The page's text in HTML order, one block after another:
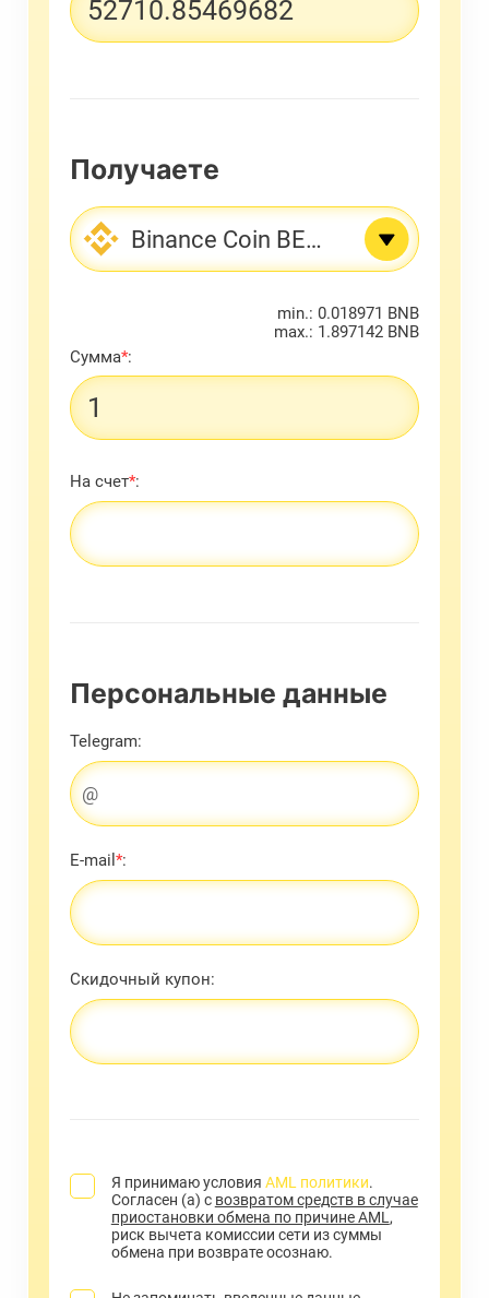
Получаете
min.: 0.018971 BNB
max.: 1.897142 BNB
Binance Coin BEP20 BNB
Сумма*:
На счет*:
Персональные данные
Telegram:
E-mail*:
Скидочный купон:
Я принимаю условия AML политики.
Согласен (а) с возвратом средств в случае
приостановки обмена по причине AML,
риск вычета комиссии сети из суммы
обмена при возврате осознаю.